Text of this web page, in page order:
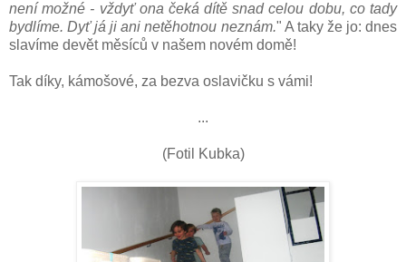
není možné - vždyť ona čeká dítě snad celou dobu, co tady
bydlíme. Dyť já ji ani netěhotnou neznám." A taky že jo: dnes
slavíme devět měsíců v našem novém domě!
Tak díky, kámošové, za bezva oslavičku s vámi!
...
(Fotil Kubka)